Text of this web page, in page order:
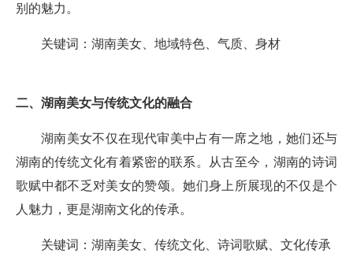
别的魅力。
关键词：湖南美女、地域特色、气质、身材
二、湖南美女与传统文化的融合
湖南美女不仅在现代审美中占有一席之地，她们还与
湖南的传统文化有着紧密的联系。从古至今，湖南的诗词
歌赋中都不乏对美女的赞颂。她们身上所展现的不仅是个
人魅力，更是湖南文化的传承。
关键词：湖南美女、传统文化、诗词歌赋、文化传承